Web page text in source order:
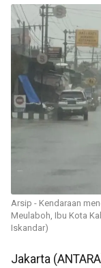
Arsip - Kendaraan
Meulaboh, Ibu Kota
Iskandar)
Jakarta